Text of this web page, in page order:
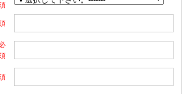
必